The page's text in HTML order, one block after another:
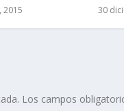
2015 30
Los campos